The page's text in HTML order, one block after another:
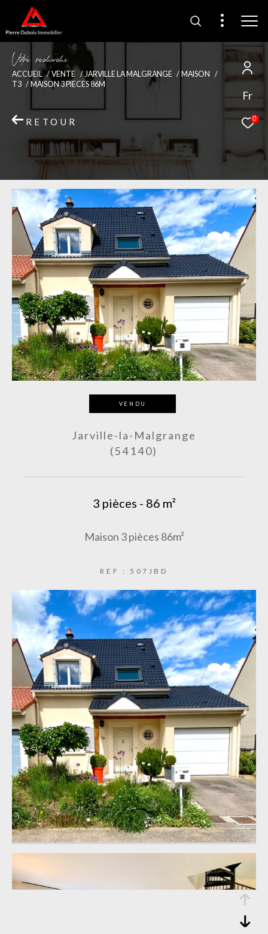
Fr
0
Vore recece
ACCUEIL VENTE JARVILLE LA MALGRANGE
MAISON
T3
MAISON 3 PIECES 86M
RETOUR
VENDU
Jarville-la-Malgrange
(54140)
3 pièces - 86 m²
Maison 3 pièces 86m²
REF : 507JBD